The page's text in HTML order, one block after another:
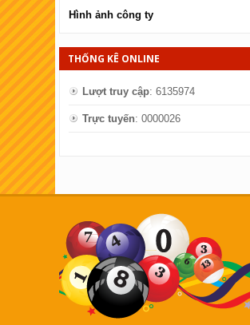
Hình ảnh công ty
THỐNG KÊ ONLINE
Lượt truy cập: 6135974
Trực tuyến: 0000026